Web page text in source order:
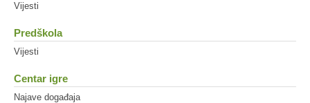
Vijesti
Predškola
Vijesti
Centar igre
Najave događaja